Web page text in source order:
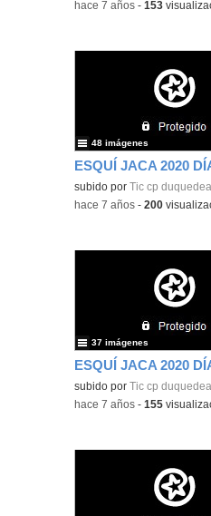
-hace 7 años -153
subido porTic cp
48 imágenes
-hace 7 años -200
subido porTic cp
37 imágenes
-hace 7 años -155